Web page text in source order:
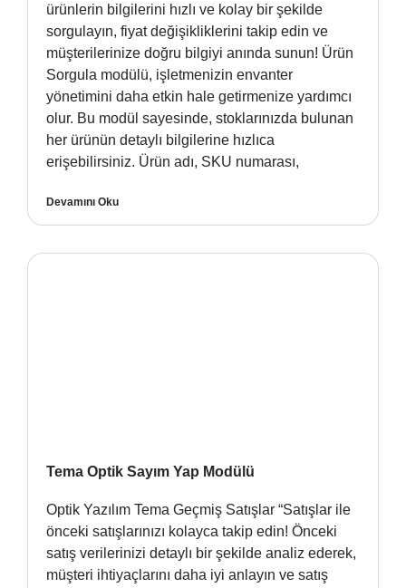
ürünlerin bilgilerini hızlı ve kolay bir şekilde
sorgulayın, fiyat değişikliklerini takip edin ve
müşterilerinize doğru bilgiyi anında sunun! Ürün
Sorgula modülü, işletmenizin envanter
yönetimini daha etkin hale getirmenize yardımcı
olur. Bu modül sayesinde, stoklarınızda bulunan
her ürünün detaylı bilgilerine hızlıca
erişebilirsiniz. Ürün adı, SKU numarası,
Devamını Oku
Tema Optik Sayım Yap Modülü
Optik Yazılım Tema Geçmiş Satışlar “Satışlar ile
önceki satışlarınızı kolayca takip edin! Önceki
satış verilerinizi detaylı bir şekilde analiz ederek,
müşteri ihtiyaçlarını daha iyi anlayın ve satış